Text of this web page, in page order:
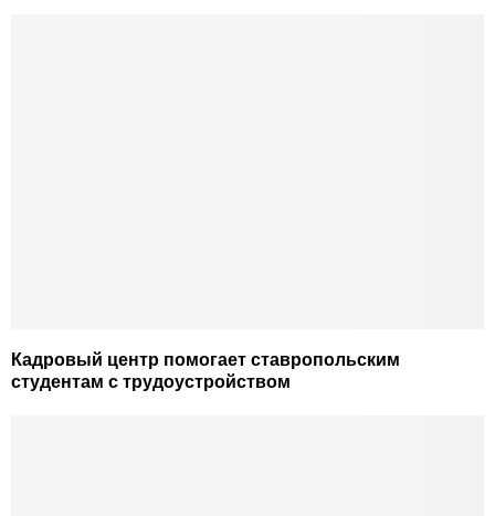
Кадровый центр помогает ставропольским
студентам с трудоустройством